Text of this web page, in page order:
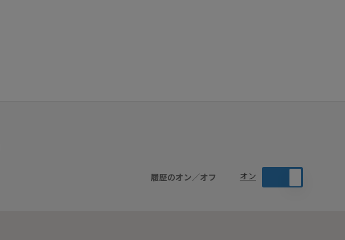
履歴のオン／オフ オン